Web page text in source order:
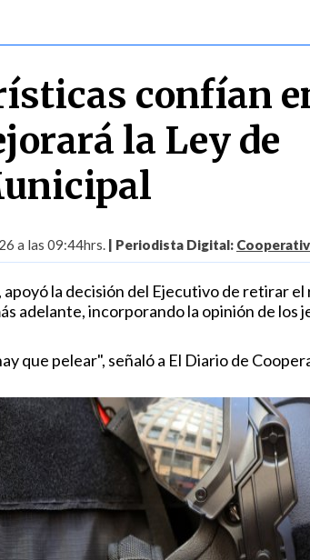
confían
la Ley de
a las 09:44hrs. | Periodista Digital:
la decisión del Ejecutivo de retirar
adelante, incorporando la opinión de los
que pelear", señaló a El Diario de